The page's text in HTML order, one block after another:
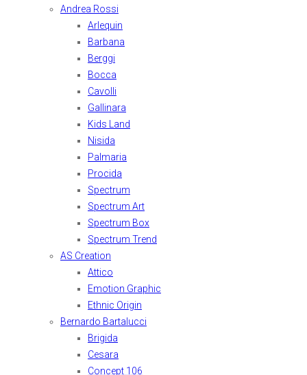
Andrea Rossi
Arlequin
Barbana
Berggi
Bocca
Cavolli
Gallinara
Kids Land
Nisida
Palmaria
Procida
Spectrum
Spectrum Art
Spectrum Box
Spectrum Trend
AS Creation
Attico
Emotion Graphic
Ethnic Origin
Bernardo Bartalucci
Brigida
Cesara
Concept 106